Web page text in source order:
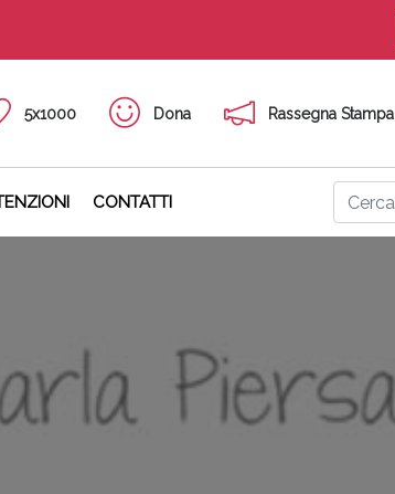
5x1000 Dona Rassegna Stampa
CONTATTI